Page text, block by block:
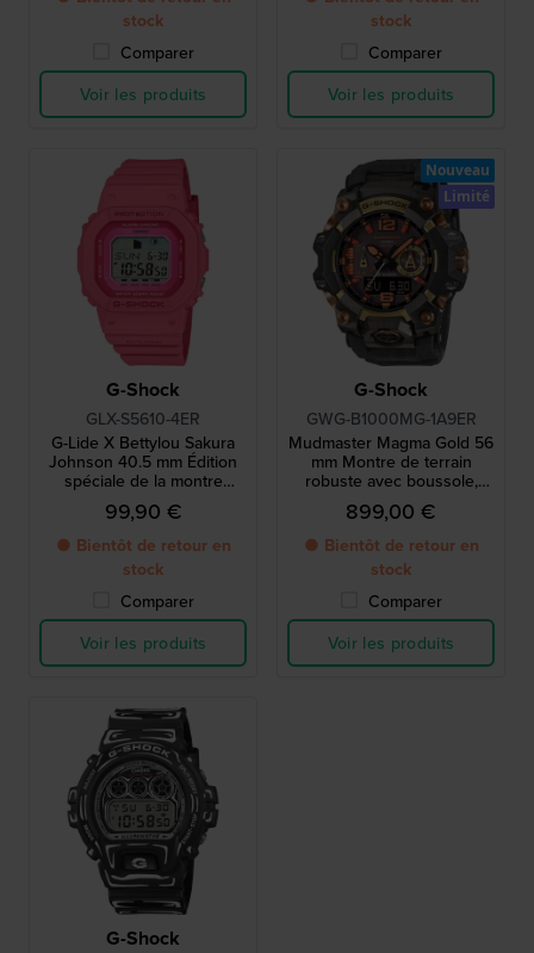
stock
Comparer
Voir les produits
stock
Comparer
Voir les produits
G-Shock
GLX-S5610-4ER
G-Lide X Bettylou Sakura
Johnson 40.5 mm Édition
spéciale de la montre
numérique à marée en
résine biosourcée
99,90 €
● Bientôt de retour en
stock
Comparer
Voir les produits
G-Shock
GWG-B1000MG-1A9ER
Mudmaster Magma Gold 56
mm Montre de terrain
robuste avec boussole,
baromètre, altimètre et
thermomètre
899,00 €
● Bientôt de retour en
stock
Comparer
Voir les produits
Nouveau
Limité
G-Shock